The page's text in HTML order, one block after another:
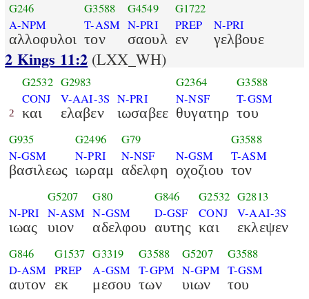
G246
A-NPM
αλλοφυλοι
G3588
T-ASM
τον
G4549
N-PRI
σαουλ
G1722
PREP
εν
N-PRI
γελβουε
2 Kings 11:2 (LXX_WH)
2
G2532
CONJ
και
G2983
V-AAI-3S
ελαβεν
N-PRI
ιωσαβεε
G2364
N-NSF
θυγατηρ
G3588
T-GSM
του
G935
N-GSM
βασιλεως
G2496
N-PRI
ιωραμ
G79
N-NSF
αδελφη
N-GSM
οχοζιου
G3588
T-ASM
τον
N-PRI
ιωας
G5207
N-ASM
υιον
G80
N-GSM
αδελφου
G846
D-GSF
αυτης
G2532
CONJ
και
G2813
V-AAI-3S
εκλεψεν
G846
D-ASM
αυτον
G1537
PREP
εκ
G3319
A-GSM
μεσου
G3588
T-GPM
των
G5207
N-GPM
υιων
G3588
T-GSM
του